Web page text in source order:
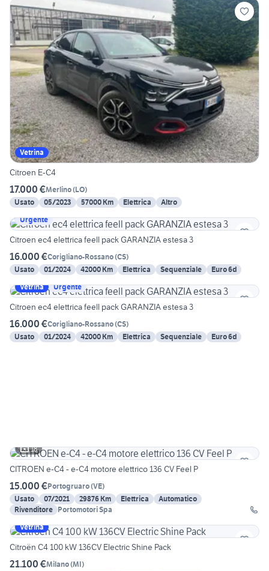
Vetrina
Citroen E-C4
17.000 €Merlino(LO)
Usato
05/2023 57000 Km Elettrica
Altro
Urgente
Citroen ec4 elettrica feell pack GARANZIA estesa 3
16.000 €Corigliano-Rossano(CS)
Usato
01/2024 42000 Km Elettrica Sequenziale
Euro 6d
Vetrina
Urgente
Citroen ec4 elettrica feell pack GARANZIA estesa 3
16.000 €Corigliano-Rossano(CS)
Usato
01/2024 42000 Km Elettrica Sequenziale Euro 6d
18
CITROEN e-C4 - e-C4 motore elettrico 136 CV Feel P
15.000 €Portogruaro(VE)
Usato
07/2021 29876 Km Elettrica
Automatico
Rivenditore Portomotori Spa
Vetrina
Citroën C4 100 kW 136CV Electric Shine Pack
21.100 €Milano(MI)